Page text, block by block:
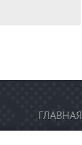
ГЛАВНАЯ